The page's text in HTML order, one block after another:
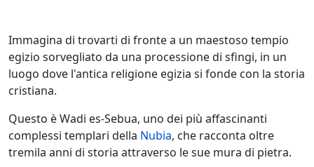
Immagina di trovarti di fronte a un maestoso tempio
egizio sorvegliato da una processione di sfingi, in un
luogo dove l'antica religione egizia si fonde con la storia
cristiana.
Questo è Wadi es-Sebua, uno dei più affascinanti
complessi templari della Nubia, che racconta oltre
tremila anni di storia attraverso le sue mura di pietra.